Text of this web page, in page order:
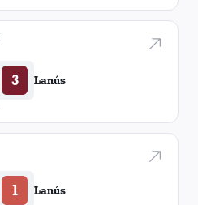
3 Lanús
1 Lanús